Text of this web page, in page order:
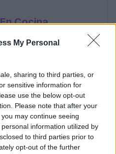
My Personal
sharing to third parties, or
sensitive information for
use the below opt-out
Please note that after your
may continue seeing
information utilized by
to third parties prior to
opt-out of the further
Cocina